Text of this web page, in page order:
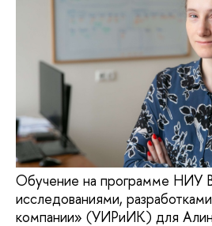
Обучение на программе НИУ
исследованиями,
компании» (УИРиИК) для